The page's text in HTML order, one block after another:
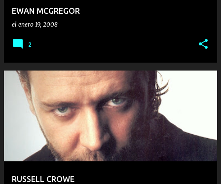
EWAN MCGREGOR
el enero 19, 2008
2
RUSSELL CROWE